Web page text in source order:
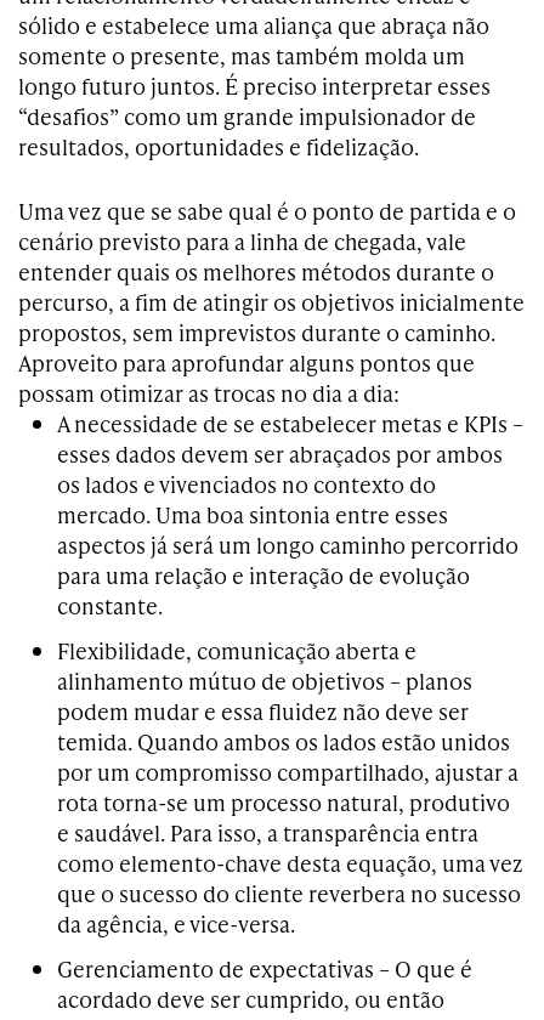
sólido e estabelece uma aliança que abraça não
somente o presente, mas também molda um
longo futuro juntos. É preciso interpretar esses
“desafios” como um grande impulsionador de
resultados, oportunidades e fidelização.
Uma vez que se sabe qual é o ponto de partida e o
cenário previsto para a linha de chegada, vale
entender quais os melhores métodos durante o
percurso, a fim de atingir os objetivos inicialmente
propostos, sem imprevistos durante o caminho.
Aproveito para aprofundar alguns pontos que
possam otimizar as trocas no dia a dia:
A necessidade de se estabelecer metas e KPIs –
esses dados devem ser abraçados por ambos
os lados e vivenciados no contexto do
mercado. Uma boa sintonia entre esses
aspectos já será um longo caminho percorrido
para uma relação e interação de evolução
constante.
Flexibilidade, comunicação aberta e
alinhamento mútuo de objetivos – planos
podem mudar e essa fluidez não deve ser
temida. Quando ambos os lados estão unidos
por um compromisso compartilhado, ajustar a
rota torna-se um processo natural, produtivo
e saudável. Para isso, a transparência entra
como elemento-chave desta equação, uma vez
que o sucesso do cliente reverbera no sucesso
da agência, e vice-versa.
Gerenciamento de expectativas – O que é
acordado deve ser cumprido, ou então